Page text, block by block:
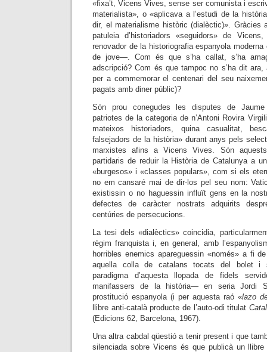
«fixa’t, Vicens Vives, sense ser comunista i
materialista», o «aplicava a l’estudi de la
dir, el materialisme històric (dialèctic)». Gràcies
patuleia d’historiadors «seguidors» de
renovador de la historiografia espanyola
de jove—. Com és que s’ha callat, s’ha
adscripció? Com és que tampoc no s’ha dit ara,
per a commemorar el centenari del seu
pagats amb diner públic)?
Són prou conegudes les disputes de
patriotes de la categoria de n’Antoni Rovira
mateixos historiadors, quina casualitat,
falsejadors de la història» durant anys pels
marxistes afins a Vicens Vives. Són aquests
partidaris de reduir la Història de Catalunya a
«burgesos» i «classes populars», com si els
no em cansaré mai de dir-los pel seu nom:
existissin o no haguessin influït gens en la
defectes de caràcter nostrats adquirits
centúries de persecucions.
La tesi dels «dialèctics» coincidia,
règim franquista i, en general, amb
horribles enemics apareguessin «només» a fi
aquella colla de catalans tocats del bolet i
paradigma d’aquesta llopada de fidels
manifassers de la història— en seria Jordi
prostitució espanyola (i per aquesta raó «lazo
llibre anti-català producte de l’auto-odi titulat
(Edicions 62, Barcelona, 1967).
Una altra cabdal qüestió a tenir present i que
silenciada sobre Vicens és que publicà un